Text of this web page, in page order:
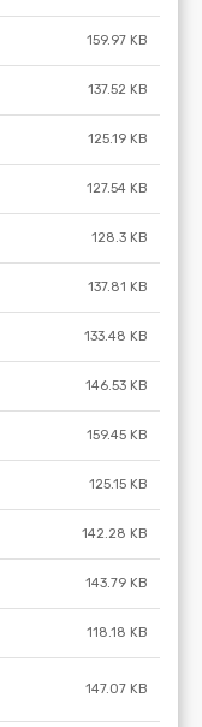
159.97 KB
137.52 KB
125.19 KB
127.54 KB
128.3 KB
137.81 KB
133.48 KB
146.53 KB
159.45 KB
125.15 KB
142.28 KB
143.79 KB
118.18 KB
147.07 KB